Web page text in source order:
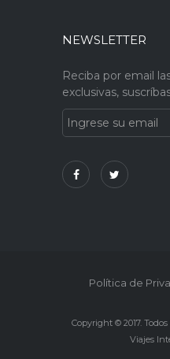
NEWSLETTER
Reciba por email
exclusivas,
Política de
Copyright © 2017.
Viajes